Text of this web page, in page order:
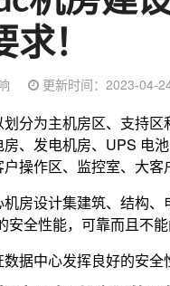
求！
更新时间：2023-04-
划分为主机房区、支持
房、发电机房、UPS 电
操作区、监控室、大客
房设计集建筑、结构
安全性能，可靠而且不能
据中心发挥良好的安全